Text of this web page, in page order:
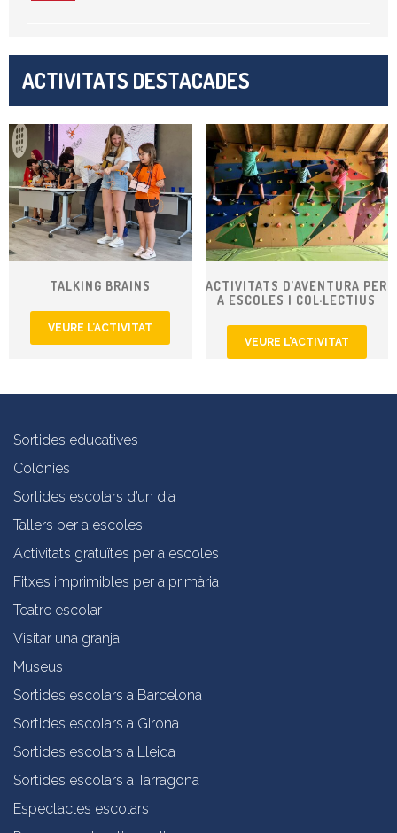
ACTIVITATS DESTACADES
TALKING BRAINS
VEURE L’ACTIVITAT
ACTIVITATS D’AVENTURA PER
A ESCOLES I COL·LECTIUS
VEURE L’ACTIVITAT
Sortides educatives
Colònies
Sortides escolars d’un dia
Tallers per a escoles
Activitats gratuïtes per a escoles
Fitxes imprimibles per a primària
Teatre escolar
Visitar una granja
Museus
Sortides escolars a Barcelona
Sortides escolars a Girona
Sortides escolars a Lleida
Sortides escolars a Tarragona
Espectacles escolars